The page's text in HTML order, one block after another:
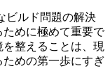
ビルド問題の解決
めに極めて重要で
整えることは、現
めの第一歩にすぎ